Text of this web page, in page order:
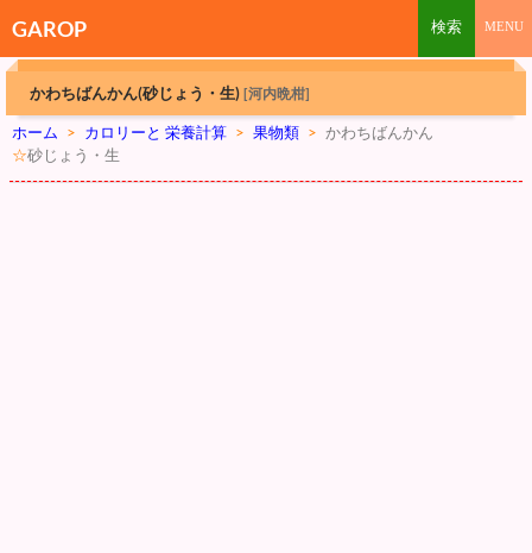
GAROP
かわちばんかん(砂じょう・生) [河内晩柑]
ホーム > カロリーと 栄養計算 > 果物類 > かわちばんかん
☆砂じょう・生